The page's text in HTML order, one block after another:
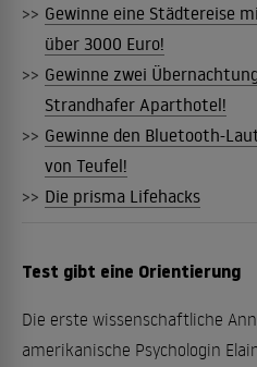
>> Gewinne eine Städtereise
über 3000 Euro!
>> Gewinne zwei
Strandhafer Aparthotel!
>> Gewinne den Bluetooth-
von Teufel!
>> Die prisma Lifehacks
Test gibt eine Orientierung
Die erste wissenschaftliche
amerikanische Psychologin